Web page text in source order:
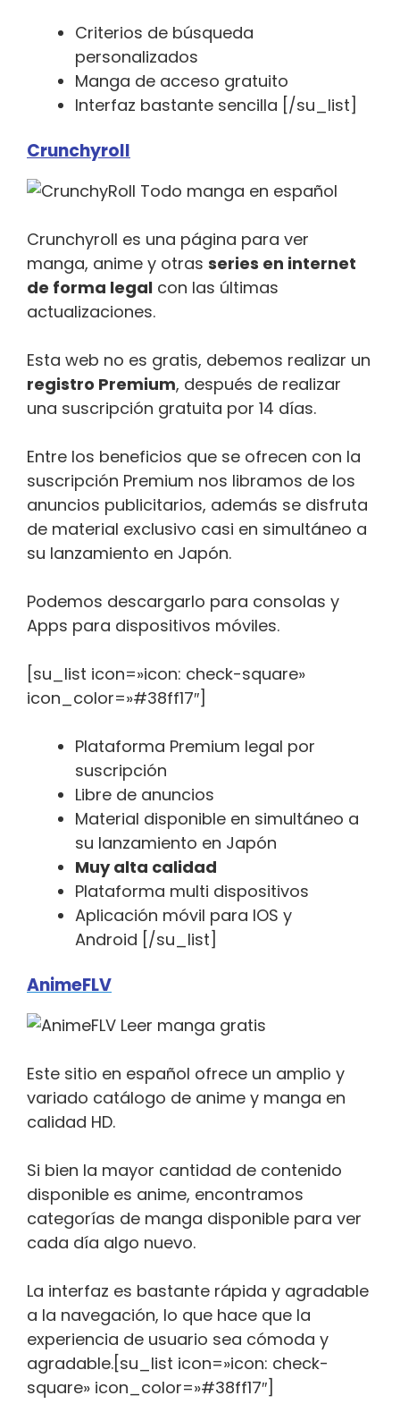
Criterios de búsqueda
personalizados
Manga de acceso gratuito
Interfaz bastante sencilla [/su_list]
Crunchyroll
Crunchyroll es una página para ver
manga, anime y otras series en internet
de forma legal con las últimas
actualizaciones.
Esta web no es gratis, debemos realizar un
registro Premium, después de realizar
una suscripción gratuita por 14 días.
Entre los beneficios que se ofrecen con la
suscripción Premium nos libramos de los
anuncios publicitarios, además se disfruta
de material exclusivo casi en simultáneo a
su lanzamiento en Japón.
Podemos descargarlo para consolas y
Apps para dispositivos móviles.
[su_list icon=»icon: check-square»
icon_color=»#38ff17″]
Plataforma Premium legal por
suscripción
Libre de anuncios
Material disponible en simultáneo a
su lanzamiento en Japón
Muy alta calidad
Plataforma multi dispositivos
Aplicación móvil para IOS y
Android [/su_list]
AnimeFLV
Este sitio en español ofrece un amplio y
variado catálogo de anime y manga en
calidad HD.
Si bien la mayor cantidad de contenido
disponible es anime, encontramos
categorías de manga disponible para ver
cada día algo nuevo.
La interfaz es bastante rápida y agradable
a la navegación, lo que hace que la
experiencia de usuario sea cómoda y
agradable.[su_list icon=»icon: check-
square» icon_color=»#38ff17″]